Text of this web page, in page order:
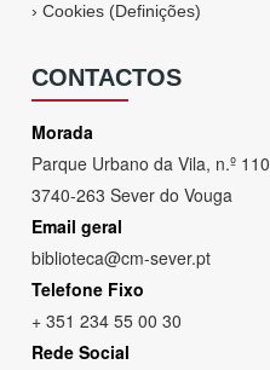
›Cookies (Definições)
CONTACTOS
Morada
Parque Urbano da Vila, n.º 110
3740-263 Sever do Vouga
Email geral
biblioteca@cm-sever.pt
Telefone Fixo
+ 351 234 55 00 30
Rede Social